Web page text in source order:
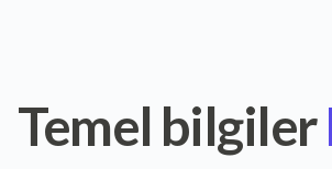
Temel bilgiler